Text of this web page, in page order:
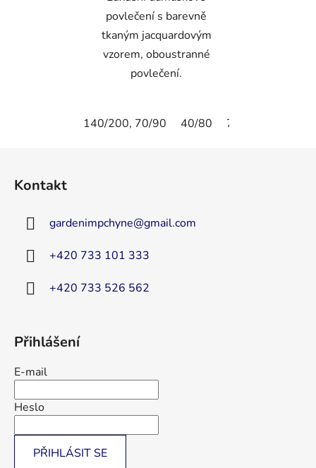
povlečení s barevně
tkaným jacquardovým
vzorem, oboustranné
povlečení.
140/200, 70/90 40/80 70/90
Kontakt
gardenimpchyne@gmail.com
+420 733 101 333
+420 733 526 562
Přihlášení
E-mail
Heslo
PŘIHLÁSIT SE